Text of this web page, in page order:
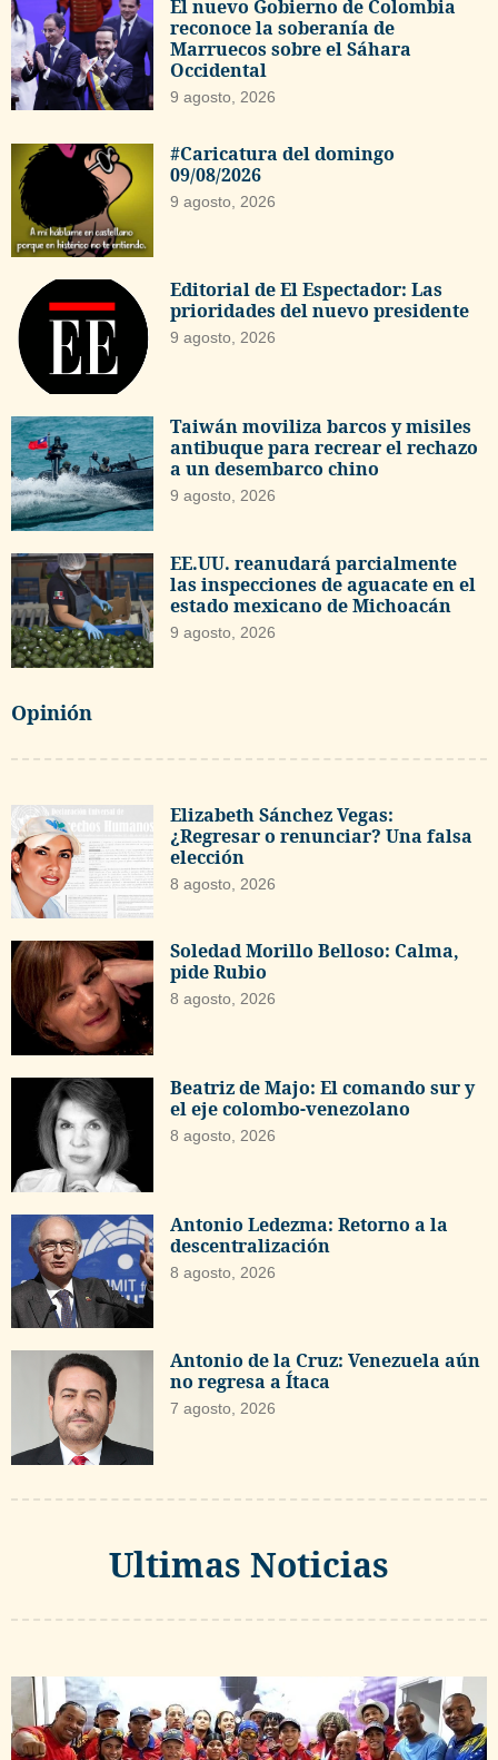
El nuevo Gobierno de Colombia
reconoce la soberanía de
Marruecos sobre el Sáhara
Occidental
9 agosto, 2026
#Caricatura del domingo
09/08/2026
9 agosto, 2026
Editorial de El Espectador: Las
prioridades del nuevo presidente
9 agosto, 2026
Taiwán moviliza barcos y misiles
antibuque para recrear el rechazo
a un desembarco chino
9 agosto, 2026
EE.UU. reanudará parcialmente
las inspecciones de aguacate en el
estado mexicano de Michoacán
9 agosto, 2026
Opinión
Elizabeth Sánchez Vegas:
¿Regresar o renunciar? Una falsa
elección
8 agosto, 2026
Soledad Morillo Belloso: Calma,
pide Rubio
8 agosto, 2026
Beatriz de Majo: El comando sur y
el eje colombo-venezolano
8 agosto, 2026
Antonio Ledezma: Retorno a la
descentralización
8 agosto, 2026
Antonio de la Cruz: Venezuela aún
no regresa a Ítaca
7 agosto, 2026
Ultimas Noticias